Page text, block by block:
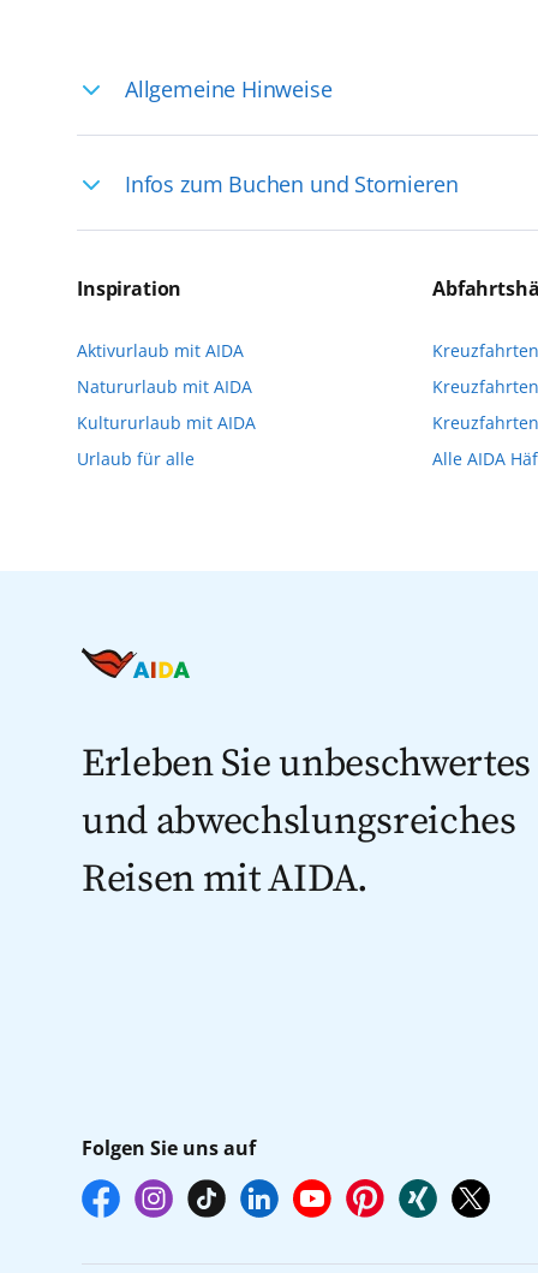
Allgemeine Hinweise
selten, sodass dort englischsprachige
das Reiseerlebnis
Infos zum Buchen und Stornieren
Reservierungsanfrage über aida.de/
Verfügung stehen. Deshalb empfehlen
vorzunehmen.
Inspiration
Aktivurlaub mit AIDA
Natururlaub mit AIDA
Kultururlaub mit AIDA
Urlaub für alle
Alle AIDA
Erleben Sie unbeschwertes
und abwechslungsreiches
Reisen mit AIDA.
Folgen Sie uns auf